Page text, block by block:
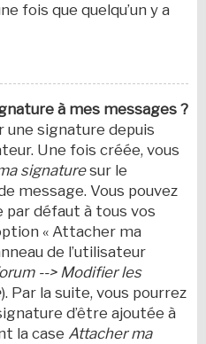
fois que quelqu’un y a
à mes messages ?
une signature depuis
Une fois créée, vous
signaturesur le
message. Vous pouvez
par défaut à tous vos
« Attacher ma
de l’utilisateur
--> Modifier les
). Par la suite, vous pourrez
d’être ajoutée à
la case Attacher ma